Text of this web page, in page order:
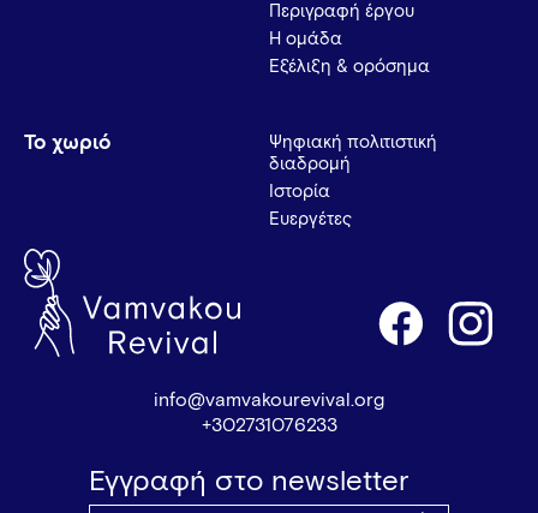
Περιγραφή έργου
Η ομάδα
Εξέλιξη & ορόσημα
Το χωριό
Ψηφιακή πολιτιστική
διαδρομή
Ιστορία
Ευεργέτες
info@vamvakourevival.org
+302731076233
Εγγραφή στο newsletter